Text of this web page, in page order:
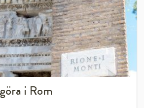
i Rom